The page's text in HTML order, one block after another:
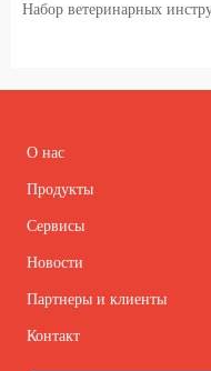
Набор ветеринарных
О нас
Продукты
Сервисы
Новости
Партнеры и клиенты
Контакт